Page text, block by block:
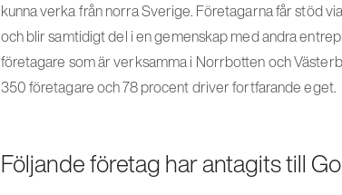
kunna verka från norra Sverige. Företagarna får stöd
och blir samtidigt del i en gemenskap med andra
företagare som är verksamma i Norrbotten och
350 företagare och 78 procent driver fortfarande eget.
Följande företag har antagits till